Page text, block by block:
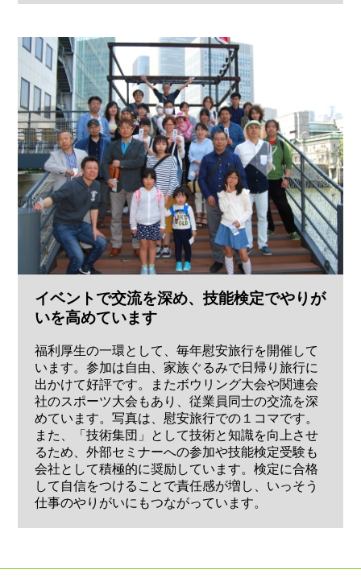
イベントで交流を深め、技能検定でやりが
いを高めています
福利厚生の一環として、毎年慰安旅行を開催して
います。参加は自由、家族ぐるみで日帰り旅行に
出かけて好評です。またボウリング大会や関連会
社のスポーツ大会もあり、従業員同士の交流を深
めています。写真は、慰安旅行での１コマです。
また、「技術集団」として技術と知識を向上させ
るため、外部セミナーへの参加や技能検定受験も
会社として積極的に奨励しています。検定に合格
して自信をつけることで責任感が増し、いっそう
仕事のやりがいにもつながっています。